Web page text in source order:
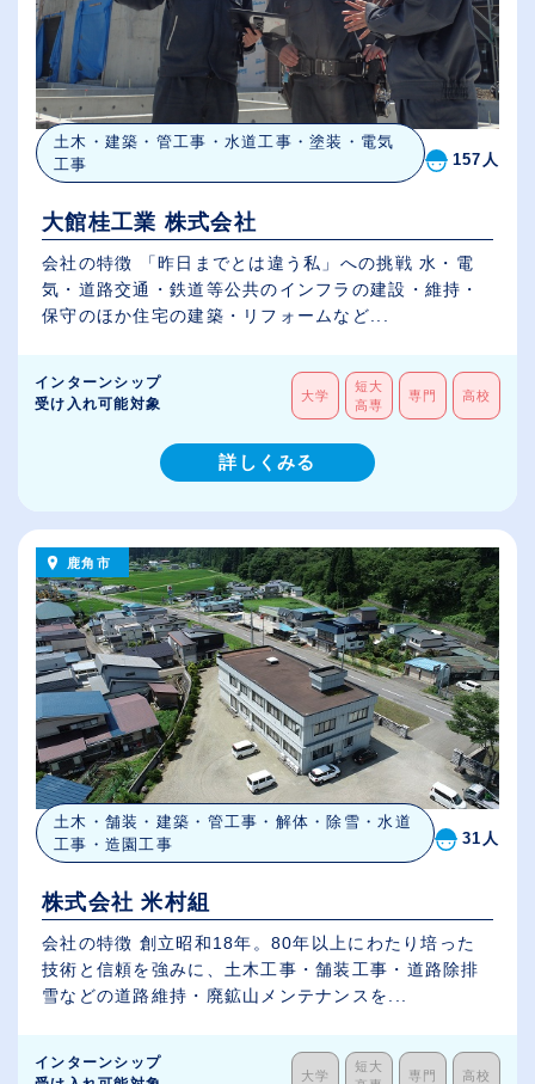
土木・建築・管工事・水道工事・塗装・電気
工事
157人
大館桂工業 株式会社
会社の特徴 「昨日までとは違う私」への挑戦 水・電
気・道路交通・鉄道等公共のインフラの建設・維持・
保守のほか住宅の建築・リフォームなど...
インターンシップ
受け入れ可能対象
大学
短大
高専
専門 高校
詳しくみる
鹿角市
土木・舗装・建築・管工事・解体・除雪・水道
工事・造園工事
31人
株式会社 米村組
会社の特徴 創立昭和18年。80年以上にわたり培った
技術と信頼を強みに、土木工事・舗装工事・道路除排
雪などの道路維持・廃鉱山メンテナンスを...
インターンシップ
大学
短大
専門 高校